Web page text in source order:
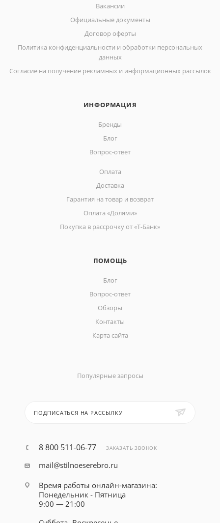
Вакансии
Официальные документы
Договор оферты
Политика конфиденциальности и обработки персональных
данных
Согласие на получение рекламных и информационных рассылок
ИНФОРМАЦИЯ
Бренды
Блог
Вопрос-ответ
Оплата
Доставка
Гарантия на товар и возврат
Оплата «Долями»
Покупка в рассрочку от «Т-Банк»
ПОМОЩЬ
Блог
Вопрос-ответ
Обзоры
Контакты
Карта сайта
Популярные запросы
ПОДПИСАТЬСЯ НА РАССЫЛКУ
8 800 511-06-77 ЗАКАЗАТЬ ЗВОНОК
mail@stilnoeserebro.ru
Время работы онлайн-магазина:
Понедельник - Пятница
9:00 — 21:00